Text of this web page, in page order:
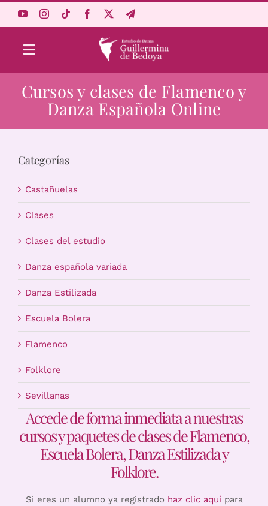
Toggle
Navigation
Aprende Online
Estudio
Carrito
Cursos y clases de Flamenco y
Danza Española Online
Categorías
Castañuelas
Clases
Clases del estudio
Danza española variada
Danza Estilizada
Escuela Bolera
Flamenco
Folklore
Sevillanas
Accede de forma inmediata a nuestras
cursos y paquetes de clases de Flamenco,
Escuela Bolera, Danza Estilizada y
Folklore.
Si eres un alumno ya registrado haz clic aquípara